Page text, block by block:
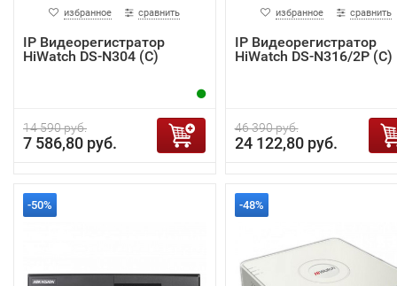
избранное сравнить
IP Видеорегистратор
HiWatch DS-N304 (C)
14 590 руб.
7 586,80 руб.
избранное сравнить
IP Видеорегистратор
HiWatch DS-N316/2P (C)
46 390 руб.
24 122,80 руб.
-50% -48%